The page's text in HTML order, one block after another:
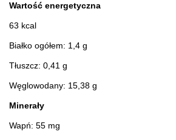
Wartość energetyczna
63 kcal
Białko ogółem: 1,4 g
Tłuszcz: 0,41 g
Węglowodany: 15,38 g
Minerały
Wapń: 55 mg